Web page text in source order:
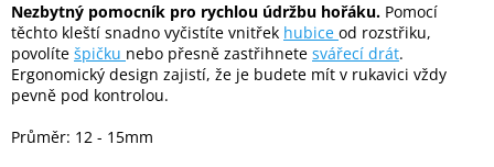
Nezbytný pomocník pro rychlou údržbu hořáku. Pomocí
těchto kleští snadno vyčistíte vnitřek hubice od rozstřiku,
povolíte špičku nebo přesně zastřihnete svářecí drát.
Ergonomický design zajistí, že je budete mít v rukavici vždy
pevně pod kontrolou.
Průměr: 12 - 15mm